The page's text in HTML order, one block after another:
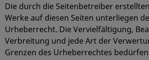
Die durch die Seitenbetreiber
Werke auf diesen Seiten unterliegen
Urheberrecht. Die Vervielfältigung,
Verbreitung und jede Art der
Grenzen des Urheberrechtes